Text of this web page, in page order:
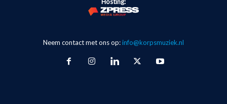
Hosting:
Neem contact met ons op:info@korpsmuziek.nl